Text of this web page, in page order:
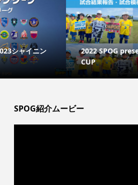
2022 SPOG presents SORRISO
CUP
SPOG紹介ムービー